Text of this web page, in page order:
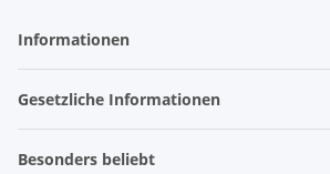
Informationen
Gesetzliche Informationen
Besonders beliebt